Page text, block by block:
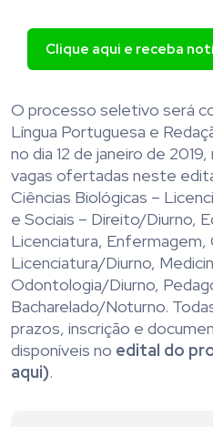
Clique aqui e receba
O processo seletivo será
Língua Portuguesa e
no dia 12 de janeiro de
vagas ofertadas neste
Ciências Biológicas –
e Sociais – Direito/Diurno,
Licenciatura, Enfermagem,
Licenciatura/Diurno,
Odontologia/Diurno,
Bacharelado/Noturno.
prazos, inscrição e
disponíveis no edital do
aqui).